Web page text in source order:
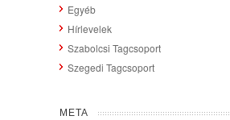
Egyéb
Hírlevelek
Szabolcsi Tagcsoport
Szegedi Tagcsoport
META